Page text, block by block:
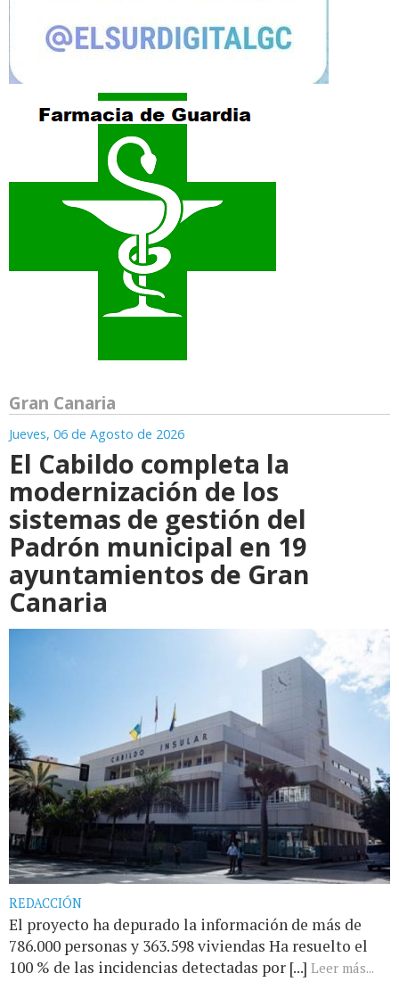
Gran Canaria
Jueves, 06 de Agosto de 2026
El Cabildo completa la
modernización de los
sistemas de gestión del
Padrón municipal en 19
ayuntamientos de Gran
Canaria
REDACCIÓN
El proyecto ha depurado la información de más de
786.000 personas y 363.598 viviendas Ha resuelto el
100 % de las incidencias detectadas por [...] Leer más...